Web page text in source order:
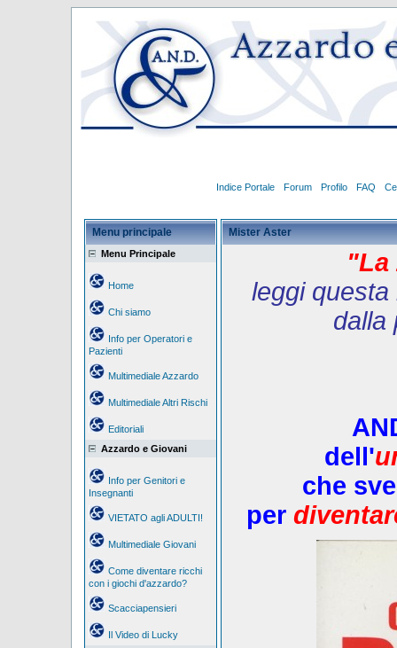
Indice Portale Forum Profilo FAQ
Menu principale
Menu Principale
Home
Chi siamo
Info per Operatori e
Pazienti
Multimediale Azzardo
Multimediale Altri Rischi
Editoriali
Azzardo e Giovani
Info per Genitori e
Insegnanti
VIETATO agli ADULTI!
Multimediale Giovani
Come diventare ricchi
con i giochi d'azzardo?
Scacciapensieri
Il Video di Lucky
Mister Aster
"La
leggi
dalla
dell'
che
per